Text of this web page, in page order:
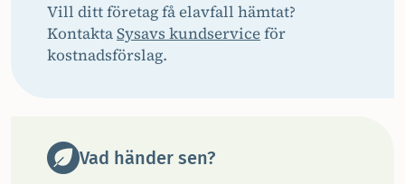
Vill ditt företag få elavfall hämtat?
KontaktaSysavs kundserviceför
kostnadsförslag.
Vad händer sen?